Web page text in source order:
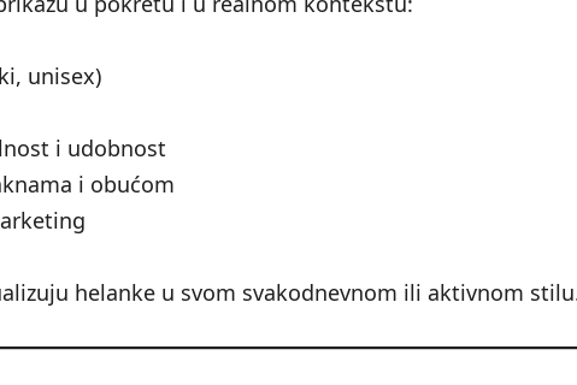
unisex)
i udobnost
i obućom
helanke u svom svakodnevnom ili aktivnom